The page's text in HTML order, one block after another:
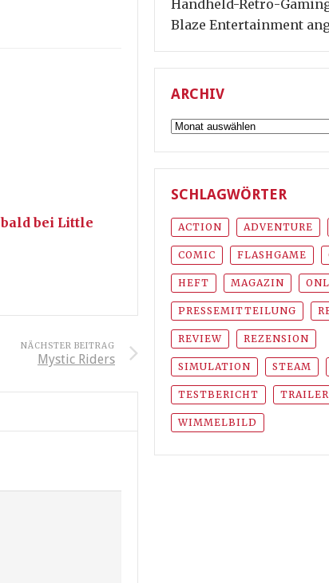
bald bei Little
NÄCHSTER BEITRAG
Mystic Riders
Handheld-Retro-
Blaze Entertainment
ARCHIV
Archiv
SCHLAGWÖRTER
ACTION ADVENTURE
COMIC FLASHGAME
HEFT MAGAZIN
PRESSEMITTEILUNG
REVIEW REZENSION
SIMULATION STEAM
TESTBERICHT TRAILER
WIMMELBILD